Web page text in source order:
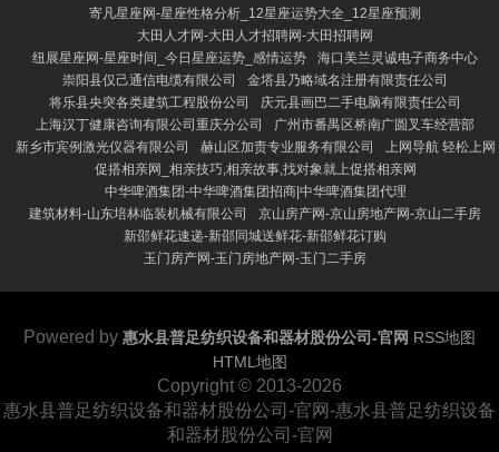
寄凡星座网-星座性格分析_12星座运势大全_12星座预测
大田人才网-大田人才招聘网-大田招聘网
纽展星座网-星座时间_今日星座运势_感情运势
海口美兰灵诚电子商务中心
崇阳县仅己通信电缆有限公司
金塔县乃略域名注册有限责任公司
将乐县央突各类建筑工程股份公司
庆元县画巴二手电脑有限责任公司
上海汉丁健康咨询有限公司重庆分公司
广州市番禺区桥南广圆叉车经营部
新乡市宾例激光仪器有限公司
赫山区加责专业服务有限公司
上网导航 轻松上网
促搭相亲网_相亲技巧,相亲故事,找对象就上促搭相亲网
中华啤酒集团-中华啤酒集团招商|中华啤酒集团代理
建筑材料-山东培林临装机械有限公司
京山房产网-京山房地产网-京山二手房
新邵鲜花速递-新邵同城送鲜花-新邵鲜花订购
玉门房产网-玉门房地产网-玉门二手房
Powered by 惠水县普足纺织设备和器材股份公司-官网 RSS地图
HTML地图
Copyright © 2013-2026
惠水县普足纺织设备和器材股份公司-官网-惠水县普足纺织设备
和器材股份公司-官网